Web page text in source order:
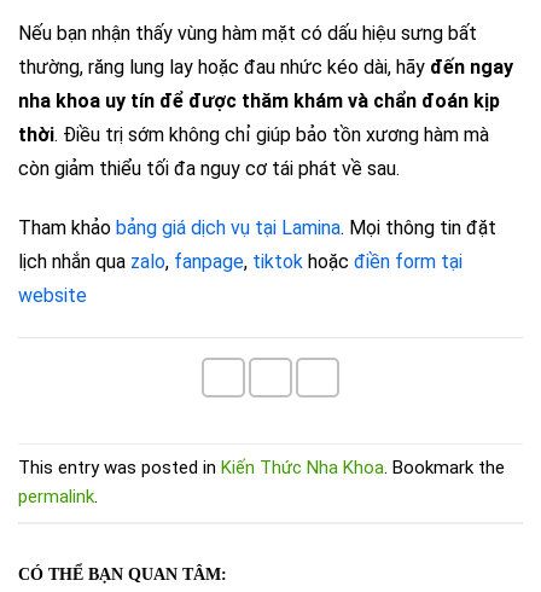
Nếu bạn nhận thấy vùng hàm mặt có dấu hiệu sưng bất
thường, răng lung lay hoặc đau nhức kéo dài, hãy đến ngay
nha khoa uy tín để được thăm khám và chẩn đoán kịp
thời. Điều trị sớm không chỉ giúp bảo tồn xương hàm mà
còn giảm thiểu tối đa nguy cơ tái phát về sau.
Tham khảo bảng giá dịch vụ tại Lamina. Mọi thông tin đặt
lịch nhắn qua zalo, fanpage, tiktok hoặc điền form tại
website
This entry was posted in Kiến Thức Nha Khoa. Bookmark the
permalink.
CÓ THỂ BẠN QUAN TÂM: